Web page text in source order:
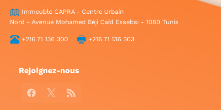
Immeuble CAPRA - Centre Urbain
Nord - Avenue Mohamed Béji Caïd Essebsi - 1080 Tunis
+216 71 136 300 +216 71 136 303
Rejoignez-nous
Facebook
X RSS